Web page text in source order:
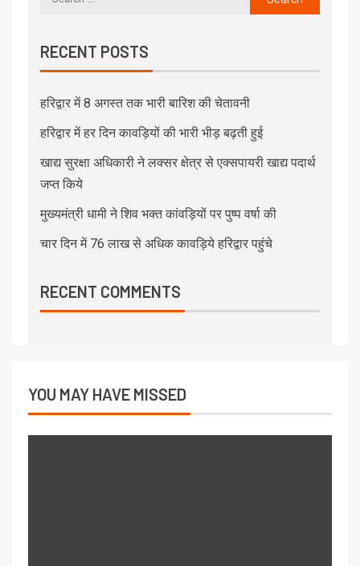
RECENT POSTS
हरिद्वार में 8 अगस्त तक भारी बारिश की चेतावनी
हरिद्वार में हर दिन कावड़ियों की भारी भीड़ बढ़ती हुई
खाद्य सुरक्षा अधिकारी ने लक्सर क्षेत्र से एक्सपायरी खाद्य पदार्थ
जप्त किये
मुख्यमंत्री धामी ने शिव भक्त कांवड़ियों पर पुष्प वर्षा की
चार दिन में 76 लाख से अधिक कावड़िये हरिद्वार पहुंचे
RECENT COMMENTS
YOU MAY HAVE MISSED